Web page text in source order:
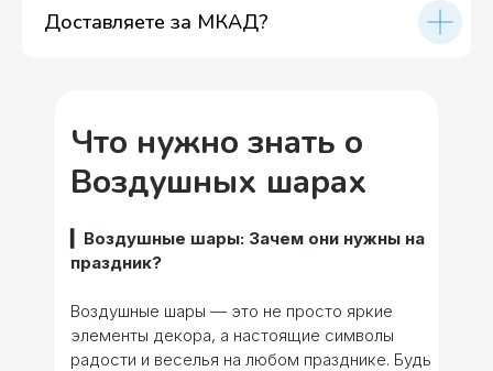
Доставляете за МКАД?
Что нужно знать о
Воздушных шарах
▎Воздушные шары: Зачем они нужны на
праздник?
Воздушные шары — это не просто яркие
элементы декора, а настоящие символы
радости и веселья на любом празднике. Будь